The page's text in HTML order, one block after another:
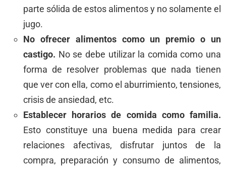
parte sólida de estos alimentos y no solamente el
jugo.
No ofrecer alimentos como un premio o un
castigo. No se debe utilizar la comida como una
forma de resolver problemas que nada tienen
que ver con ella, como el aburrimiento, tensiones,
crisis de ansiedad, etc.
Establecer horarios de comida como familia.
Esto constituye una buena medida para crear
relaciones afectivas, disfrutar juntos de la
compra, preparación y consumo de alimentos,